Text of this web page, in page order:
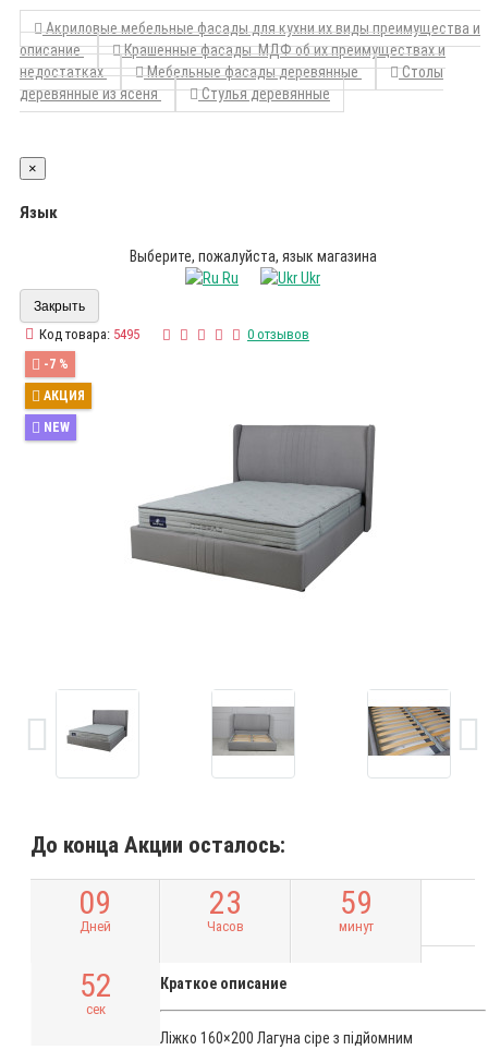
Акриловые мебельные фасады для кухни их виды преимущества и
описание
Крашенные фасады МДФ об их преимуществах и
недостатках
Мебельные фасады деревянные
Столы
деревянные из ясеня
Стулья деревянные
×
Язык
Выберите, пожалуйста, язык магазина
Ru
Ukr
Закрыть
Код товара: 5495 0 отзывов
-7 %
АКЦИЯ
NEW
До конца Акции осталось:
09
Дней
23
Часов
59
минут
51
сек
Краткое описание
Ліжко 160×200 Лагуна сіре з підйомним